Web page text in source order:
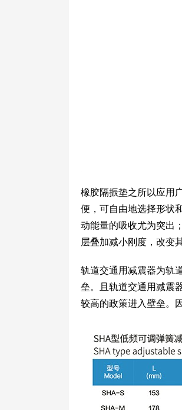
橡胶隔振垫之所以应用
便，可自由地选择形状
动能量的吸收尤为突出
层叠加减小刚度，改变
轨道交通用减震器为轨
垒。且轨道交通用减震
较高的政策进入壁垒。